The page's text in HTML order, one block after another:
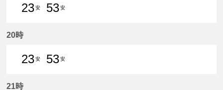
23安
53安
20時
23安
53安
21時